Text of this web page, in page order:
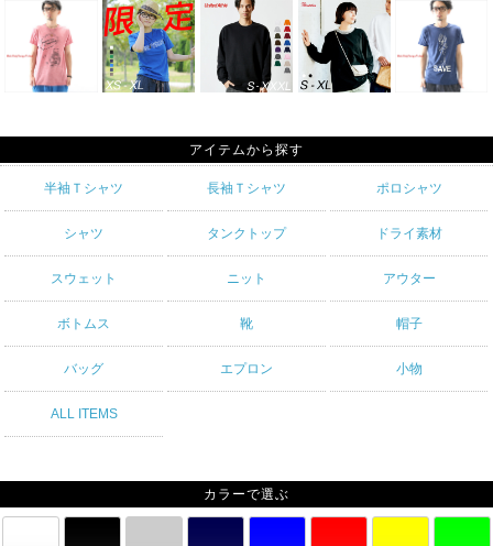
アイテムから探す
半袖Ｔシャツ 長袖Ｔシャツ ポロシャツ
シャツ タンクトップ ドライ素材
スウェット ニット アウター
ボトムス 靴 帽子
バッグ エプロン 小物
ALL ITEMS
カラーで選ぶ